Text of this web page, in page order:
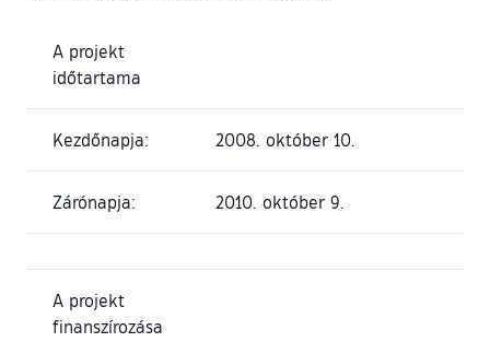
A projekt
időtartama
Kezdőnapja: 2008. október 10.
Zárónapja: 2010. október 9.
A projekt
finanszírozása